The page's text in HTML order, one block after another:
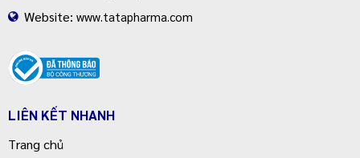
Website: www.tatapharma.com
LIÊN KẾT NHANH
Trang chủ